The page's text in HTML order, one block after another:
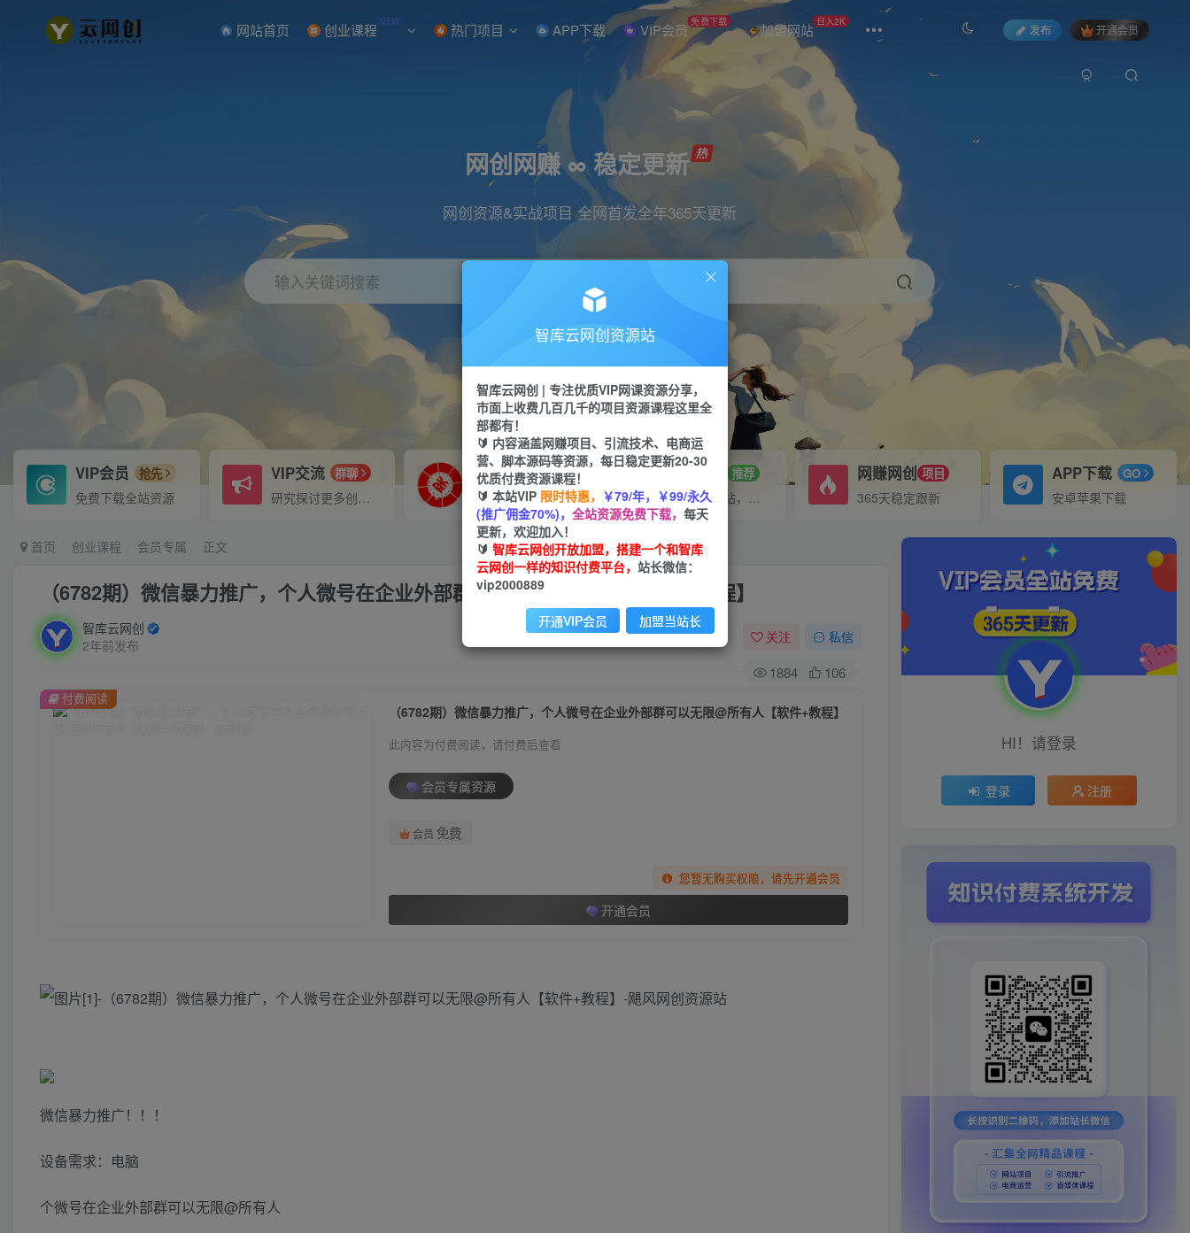
网站首页 创业课程 NEW 热门项目 APP下载 VIP会员 免费下载 加盟网站 日入2K
发布 开通会员
网创网赚 ∞ 稳定更新
网创资源&实战项目 全网首发全年365天更新
输入关键词搜索
直播 小红书 剪辑
VIP会员 抢先
免费下载全站资源
VIP交流 群聊
研究探讨更多创业项目路子。
VIP推广
70%分佣
会员专属推广链接
招募站长 推荐
搭建同款网站，自己当老板
网赚网创 项目
365天稳定跟新
APP下载 GO
安卓苹果下载
首页 创业课程 会员专属 正文
（6782期）微信暴力推广，个人微号在企业外部群可以无限@所有人【软件+教程】
智库云网创
2年前发布
关注 私信
1884 106
（6782期）微信暴力推广，个人微号在企业外部群可以无限@所有人【软件+教程】
此内容为付费阅读，请付费后查看
会员专属资源
会员 免费
您暂无购买权限，请先开通会员
开通会员
付费阅读
微信暴力推广！！！
设备需求：电脑
个微号在企业外部群可以无限@所有人
HI！请登录
登录 注册
智库云网创资源站
智库云网创 | 专注优质VIP网课资源分享，
市面上收费几百几千的项目资源课程这里全
部都有！
🔰 内容涵盖网赚项目、引流技术、电商运
营、脚本源码等资源，每日稳定更新20-30
优质付费资源课程！
🔰 本站VIP 限时特惠， ￥79/年，￥99/永久
(推广佣金70%)， 全站资源免费下载， 每天
更新，欢迎加入！
🔰 智库云网创开放加盟，搭建一个和智库
云网创一样的知识付费平台， 站长微信：
vip2000889
开通VIP会员 加盟当站长